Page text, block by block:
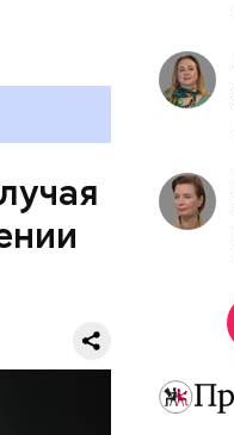
Паркер
в
этого
в
однако
в
в